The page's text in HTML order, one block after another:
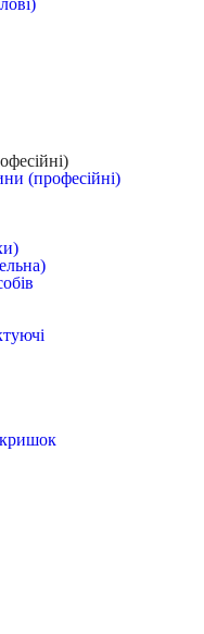
(професійні)
кришок